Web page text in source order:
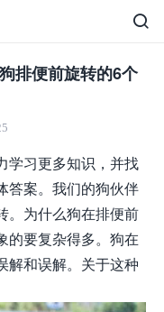
排便前旋转的6个
学习更多知识，并找
答案。我们的狗伙伴
。为什么狗在排便前
的要复杂得多。狗在
解和误解。关于这种